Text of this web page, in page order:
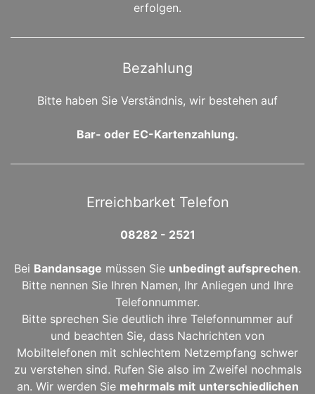
erfolgen.
Bezahlung
Bitte haben Sie Verständnis, wir bestehen auf
Bar- oder EC-Kartenzahlung.
Erreichbarket Telefon
08282 - 2521
Bei Bandansage müssen Sie unbedingt aufsprechen.
Bitte nennen Sie Ihren Namen, Ihr Anliegen und Ihre
Telefonnummer.
Bitte sprechen Sie deutlich ihre Telefonnummer auf
und beachten Sie, dass Nachrichten von
Mobiltelefonen mit schlechtem Netzempfang schwer
zu verstehen sind. Rufen Sie also im Zweifel nochmals
an. Wir werden Sie mehrmals mit unterschiedlichen